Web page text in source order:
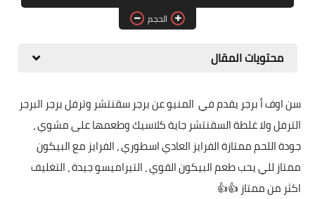
الحجم
محتويات المقال
سن اوف أ برجر يقدم في المنيو عن برجر سقنتشر وترفل برجر البرجر
الترفل ولا غلطة السقنتشر جاية كلاسيك وطعمها على مشوي ،
جودة اللحم ممتازة الفرايز العادي اسطوري ، الفرايز مع البيكون
ممتاز للي يحب طعم البيكون القوي ، التيراميسو جيدة ، التغليف
اكثر من ممتاز 👍👍